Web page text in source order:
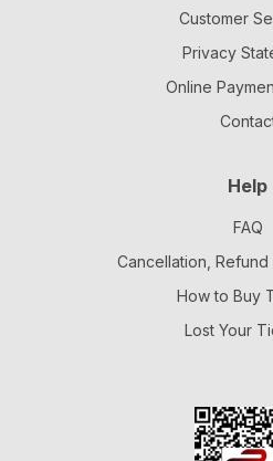
Customer
Privacy
Online
Help
FAQ
Cancellation,
How to Buy
Lost Your